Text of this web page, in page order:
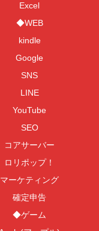
Excel
◆WEB
kindle
Google
SNS
LINE
YouTube
SEO
コアサーバー
ロリポップ！
マーケティング
確定申告
◆ゲーム